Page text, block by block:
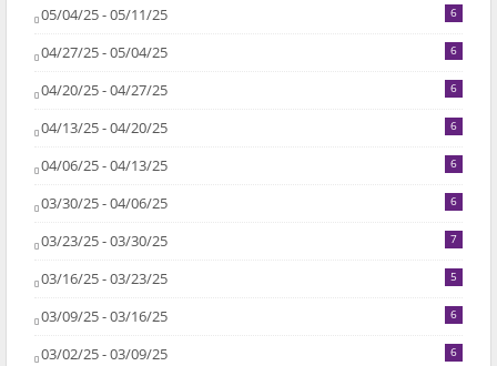
05/04/25 - 05/11/25 6
04/27/25 - 05/04/25 6
04/20/25 - 04/27/25 6
04/13/25 - 04/20/25 6
04/06/25 - 04/13/25 6
03/30/25 - 04/06/25 6
03/23/25 - 03/30/25 7
03/16/25 - 03/23/25 5
03/09/25 - 03/16/25 6
03/02/25 - 03/09/25 6